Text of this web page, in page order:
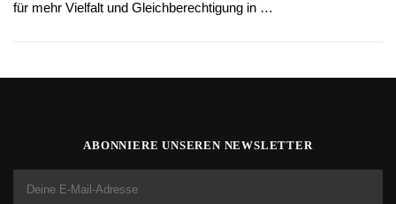
für mehr Vielfalt und Gleichberechtigung in …
ABONNIERE UNSEREN NEWSLETTER